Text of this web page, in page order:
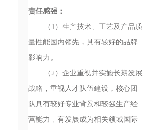
责任感强：
（1）生产技术、工艺及产品质
量性能国内领先，具有较好的品牌
影响力。
（2）企业重视并实施长期发展
战略，重视人才队伍建设，核心团
队具有较好专业背景和较强生产经
营能力，有发展成为相关领域国际